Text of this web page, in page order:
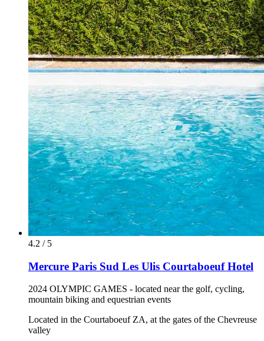
4.2 / 5
Mercure Paris Sud Les Ulis Courtaboeuf Hotel
2024 OLYMPIC GAMES - located near the golf, cycling,
mountain biking and equestrian events
Located in the Courtaboeuf ZA, at the gates of the Chevreuse
valley